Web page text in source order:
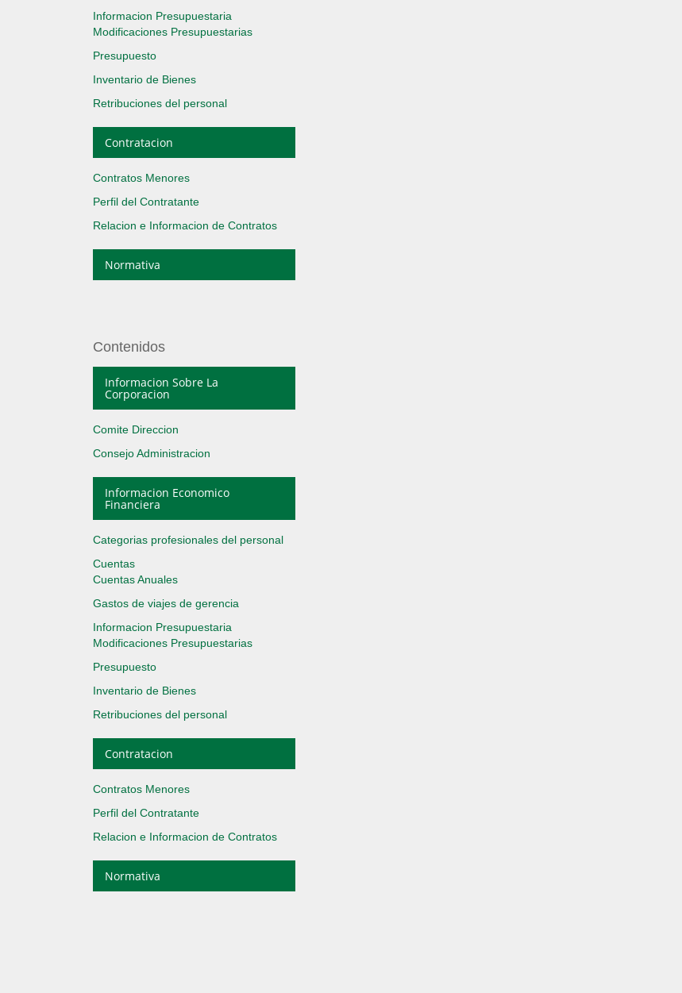
Informacion Presupuestaria
Modificaciones Presupuestarias
Presupuesto
Inventario de Bienes
Retribuciones del personal
Contratacion
Contratos Menores
Perfil del Contratante
Relacion e Informacion de Contratos
Normativa
Contenidos
Informacion Sobre La
Corporacion
Comite Direccion
Consejo Administracion
Informacion Economico
Financiera
Categorias profesionales del personal
Cuentas
Cuentas Anuales
Gastos de viajes de gerencia
Informacion Presupuestaria
Modificaciones Presupuestarias
Presupuesto
Inventario de Bienes
Retribuciones del personal
Contratacion
Contratos Menores
Perfil del Contratante
Relacion e Informacion de Contratos
Normativa